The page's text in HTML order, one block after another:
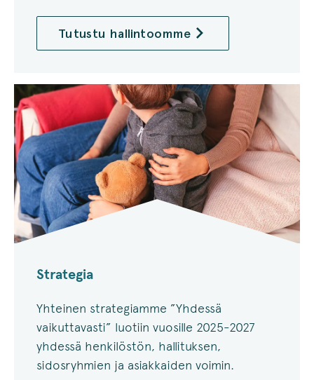
Tutustu hallintoomme
Strategia
Yhteinen strategiamme ”Yhdessä
vaikuttavasti” luotiin vuosille 2025-2027
yhdessä henkilöstön, hallituksen,
sidosryhmien ja asiakkaiden voimin.